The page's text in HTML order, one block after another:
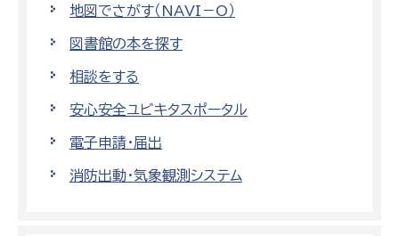
地図でさがす（NAVI－O）
図書館の本を探す
相談をする
安心安全ユビキタスポータル
電子申請・届出
消防出動・気象観測システム